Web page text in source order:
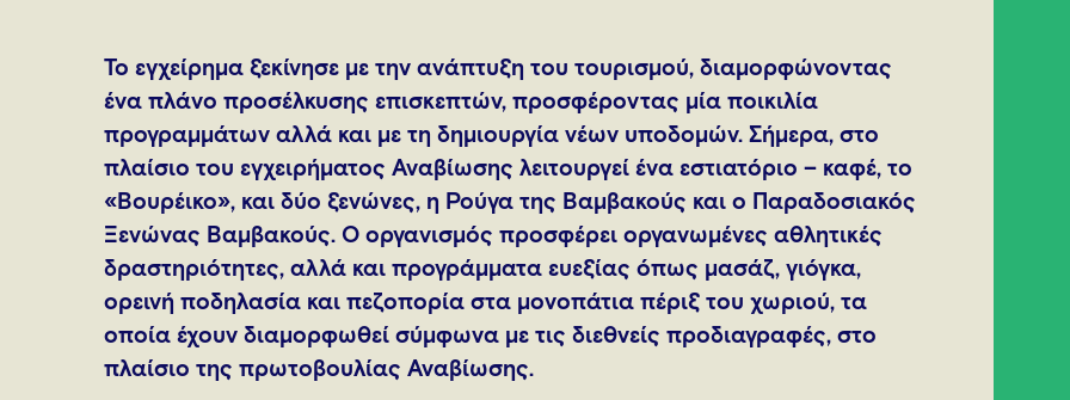
Το εγχείρημα ξεκίνησε με την ανάπτυξη του τουρισμού, διαμορφώνοντας
ένα πλάνο προσέλκυσης επισκεπτών, προσφέροντας μία ποικιλία
προγραμμάτων αλλά και με τη δημιουργία νέων υποδομών. Σήμερα, στο
πλαίσιο του εγχειρήματος Αναβίωσης λειτουργεί ένα εστιατόριο – καφέ, το
«Βουρέικο», και δύο ξενώνες, η Ρούγα της Βαμβακούς και ο Παραδοσιακός
Ξενώνας Βαμβακούς. Ο οργανισμός προσφέρει οργανωμένες αθλητικές
δραστηριότητες, αλλά και προγράμματα ευεξίας όπως μασάζ, γιόγκα,
ορεινή ποδηλασία και πεζοπορία στα μονοπάτια πέριξ του χωριού, τα
οποία έχουν διαμορφωθεί σύμφωνα με τις διεθνείς προδιαγραφές, στο
πλαίσιο της πρωτοβουλίας Αναβίωσης.